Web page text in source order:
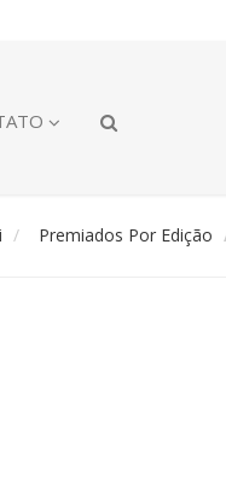
Premiados Por Edição